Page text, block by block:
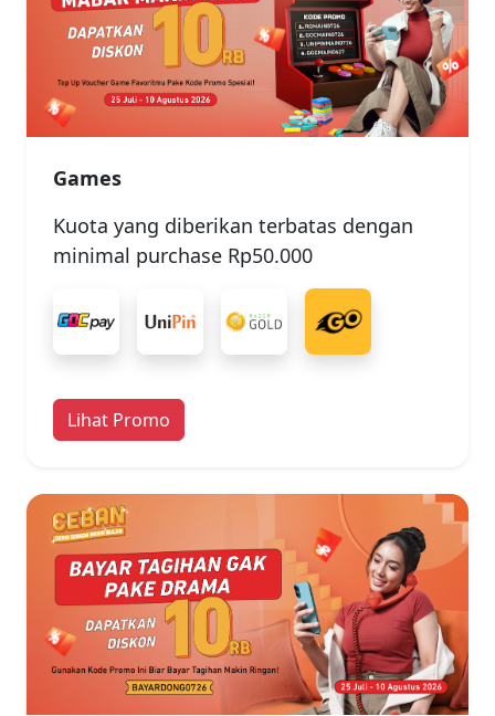
Games
Kuota yang diberikan terbatas dengan
minimal purchase Rp50.000
Lihat Promo